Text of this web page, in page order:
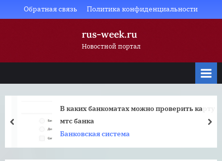
to
Обратная связь Политика конфиденциальности
rus-week.ru
Новостной портал
В каких банкоматах можно проверить карту
мтс банка
Банковская система
prev